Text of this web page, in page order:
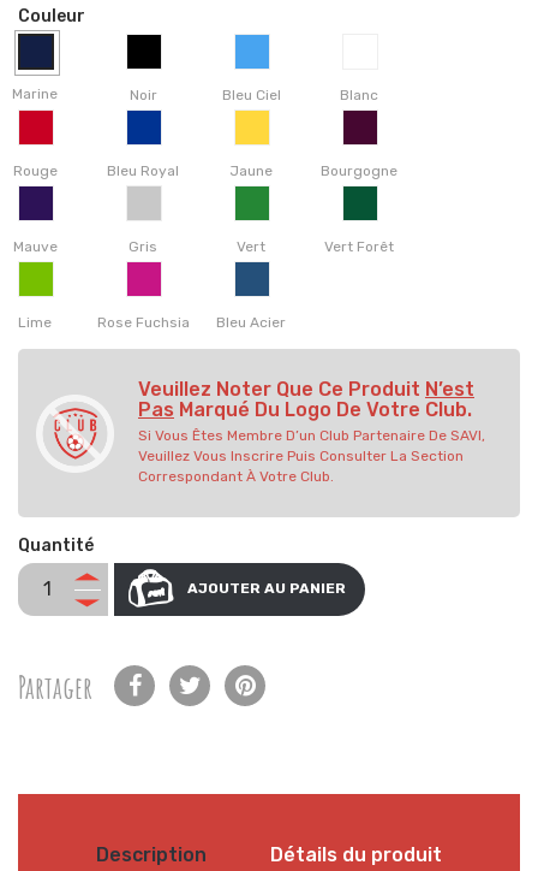
Couleur
Marine Noir Bleu Ciel Blanc
Rouge Bleu Royal Jaune Bourgogne
Mauve Gris Vert Vert Forêt
Lime Rose Fuchsia Bleu Acier
Veuillez Noter Que Ce Produit N’est
Pas Marqué Du Logo De Votre Club.
Si Vous Êtes Membre D’un Club Partenaire De SAVI,
Veuillez Vous Inscrire Puis Consulter La Section
Correspondant À Votre Club.
Quantité
AJOUTER AU PANIER
Partager
Description Détails du produit